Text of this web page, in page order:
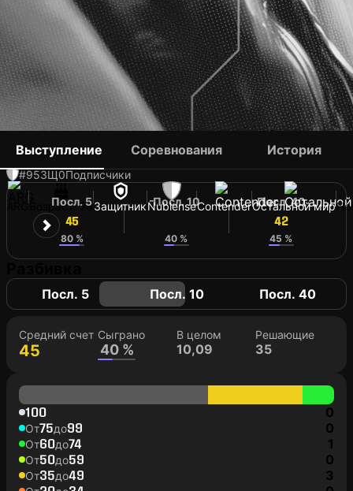
PABLO CALDERÓN
#95ЗЩ0Подписчики
Возраст: 28ЗащитникÑublenseContenderОстальной мир
Выступление Соревнования История
Посл. 5
45
80 %
Посл. 10
40 %
Посл. 40
42
45 %
Посл. 5 Посл. 10 Посл. 40
Средний счет
45
Сыграно
40 %
В целом
10,09
Решающие
35
100 0
От75до99 0
От60до74 1
От50до59 0
От35до49 3